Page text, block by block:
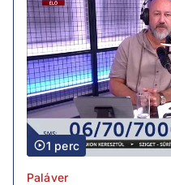
1 perc
Paláver